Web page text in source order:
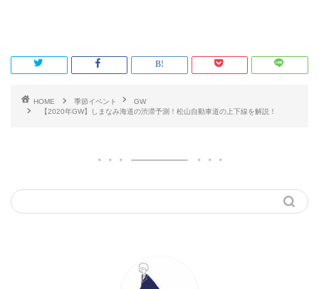
HOME 季節イベント
GW
【2020年GW】しまなみ海道の渋滞予測！松山自動車道の上下線を解説！